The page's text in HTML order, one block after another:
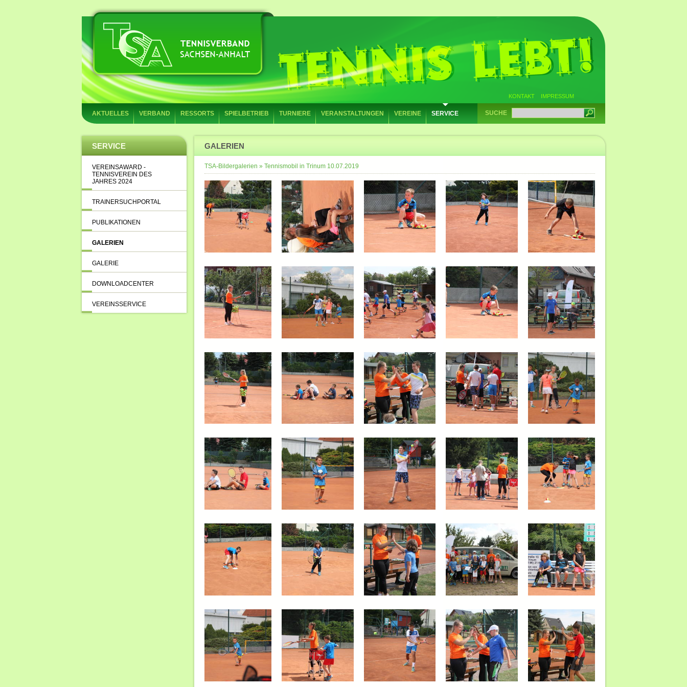
KONTAKT IMPRESSUM
AKTUELLES VERBAND RESSORTS SPIELBETRIEB TURNIERE VERANSTALTUNGEN VEREINE SERVICE SUCHE
SERVICE
VEREINSAWARD -
TENNISVEREIN DES
JAHRES 2024
TRAINERSUCHPORTAL
PUBLIKATIONEN
GALERIEN
GALERIE
DOWNLOADCENTER
VEREINSSERVICE
GALERIEN
TSA-Bildergalerien » Tennismobil in Trinum 10.07.2019